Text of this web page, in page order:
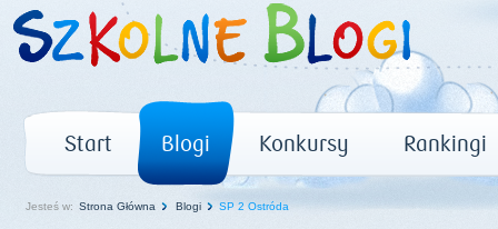
Start Blogi Konkursy Rankingi
Jesteś w: Strona Główna Blogi SP 2 Ostróda